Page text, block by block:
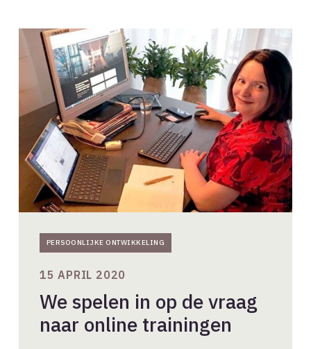
PERSOONLIJKE ONTWIKKELING
We
spelen
de
vraag
naar
online
trainingen
We spelen in op de vraag
naar online trainingen
15 APRIL 2020